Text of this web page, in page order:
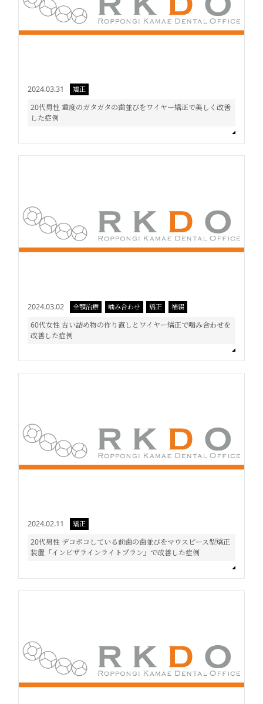
2024.03.31 矯正
20代男性 重度のガタガタの歯並びをワイヤー矯正で美しく改善
した症例
2024.03.02 全顎治療 噛み合わせ 矯正 補綴
60代女性 古い詰め物の作り直しとワイヤー矯正で噛み合わせを
改善した症例
2024.02.11 矯正
20代男性 デコボコしている前歯の歯並びをマウスピース型矯正
装置「インビザラインライトプラン」で改善した症例